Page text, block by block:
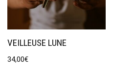
VEILLEUSE LUNE
34,00€